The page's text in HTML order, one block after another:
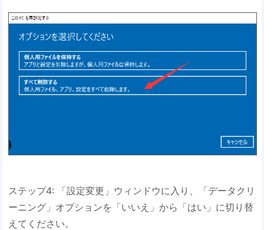
ステップ4: 「設定変更」ウィンドウに入り、「データクリ
ーニング」オプションを「いいえ」から「はい」に切り替
えてください。